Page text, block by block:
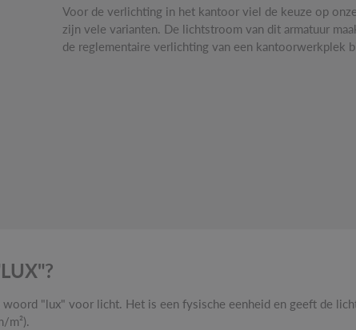
Voor de verlichting in het kantoor viel de keuze op onze
zijn vele varianten. De lichtstroom van dit armatuur
de reglementaire verlichting van een kantoorwerkplek
"lux" voor licht. Het is een fysische eenheid en geeft de
m²).